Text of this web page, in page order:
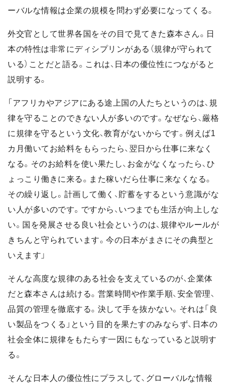
ーバルな情報は企業の規模を問わず必要になってくる。
外交官として世界各国をその目で見てきた森本さん。日
本の特性は非常にディシプリンがある（規律が守られて
いる）ことだと語る。これは、日本の優位性につながると
説明する。
「アフリカやアジアにある途上国の人たちというのは、規
律を守ることのできない人が多いのです。なぜなら、厳格
に規律を守るという文化、教育がないからです。例えば1
カ月働いてお給料をもらったら、翌日から仕事に来なく
なる。そのお給料を使い果たし、お金がなくなったら、ひ
ょっこり働きに来る。また稼いだら仕事に来なくなる。
その繰り返し。計画して働く、貯蓄をするという意識がな
い人が多いのです。ですから、いつまでも生活が向上しな
い。国を発展させる良い社会というのは、規律やルールが
きちんと守られています。今の日本がまさにその典型と
いえます」
そんな高度な規律のある社会を支えているのが、企業体
だと森本さんは続ける。営業時間や作業手順、安全管理、
品質の管理を徹底する。決して手を抜かない。それは「良
い製品をつくる」という目的を果たすのみならず、日本の
社会全体に規律をもたらす一因にもなっていると説明す
る。
そんな日本人の優位性にプラスして、グローバルな情報